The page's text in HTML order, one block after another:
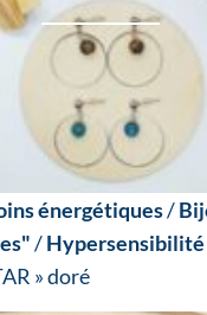
énergétiques/
/Hypersensibilité
» doré